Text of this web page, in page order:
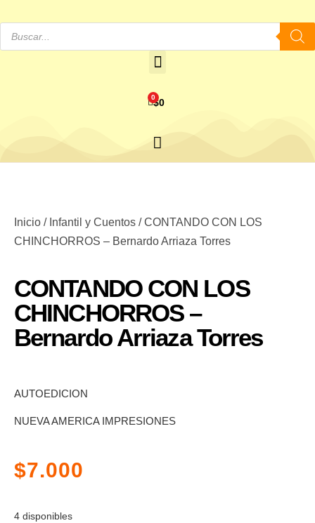
$0
0
Inicio / Infantil y Cuentos / CONTANDO CON LOS
CHINCHORROS – Bernardo Arriaza Torres
CONTANDO CON LOS
CHINCHORROS –
Bernardo Arriaza Torres
AUTOEDICION
NUEVA AMERICA IMPRESIONES
$7.000
4 disponibles